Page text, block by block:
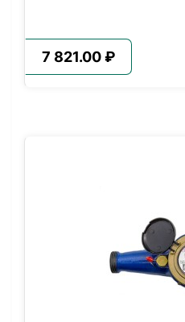
7 821.00 ₽